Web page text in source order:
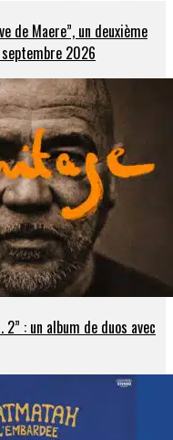
de Maere”, un deuxième
2026
: un album de duos avec